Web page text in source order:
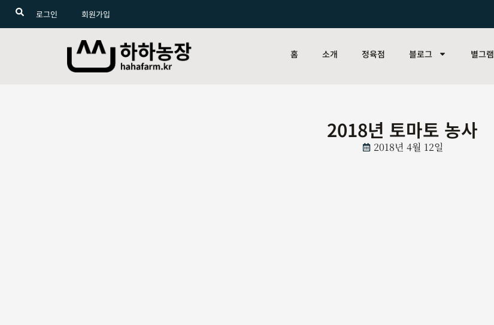
로그인 회원가입
홈 소개 정육점 블로그 별그램
2018년 토마토 농사
2018년 4월 12일